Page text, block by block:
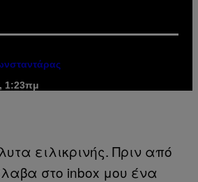
1:23πμ
ειλικρινής. Πριν από
στο inbox μου ένα